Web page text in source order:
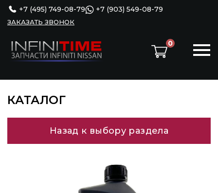
+7 (495) 749-08-79 +7 (903) 549-08-79
ЗАКАЗАТЬ ЗВОНОК
0
КАТАЛОГ
Назад к выбору раздела